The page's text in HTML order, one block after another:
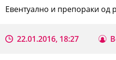
Евентуално и препораки од
22.01.2016, 18:27